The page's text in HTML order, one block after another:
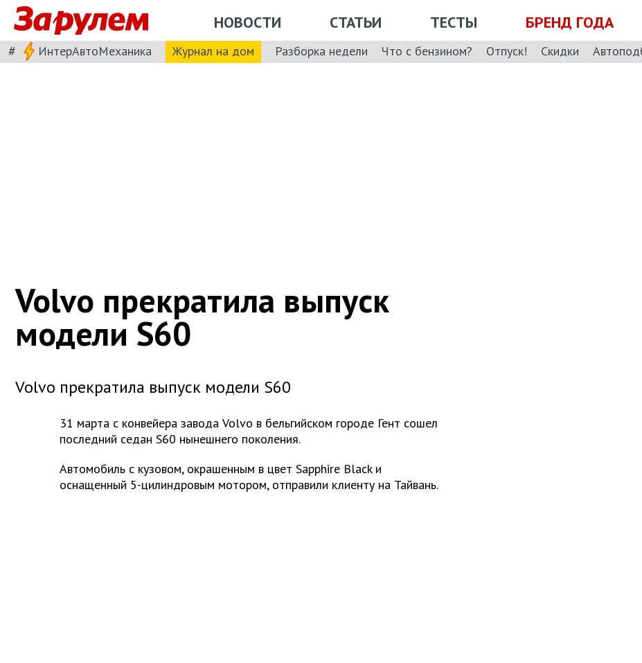
НОВОСТИ СТАТЬИ ТЕСТЫ БРЕНД ГОДА
# ИнтерАвтоМеханика Журнал на дом Разборка недели Что с бензином? Отпуск! Скидки
Volvo прекратила выпуск
модели S60
Volvo прекратила выпуск модели S60
31 марта с конвейера завода Volvo в бельгийском городе Гент сошел
последний седан S60 нынешнего поколения.
Автомобиль с кузовом, окрашенным в цвет Sapphire Black и
оснащенный 5-цилиндровым мотором, отправили клиенту на Тайвань.